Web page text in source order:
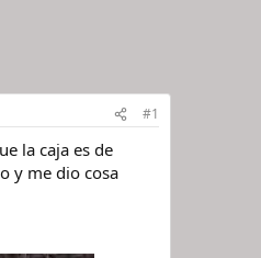
#1
la caja es de
y me dio cosa